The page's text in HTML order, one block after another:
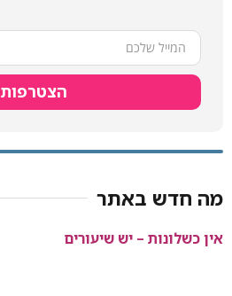
הצטרפות
מה חדש באתר
אין כשלונות – יש שיעורים